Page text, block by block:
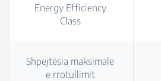
Energy Efficiency
Class
Shpejtësia maksimale
e rrotullimit